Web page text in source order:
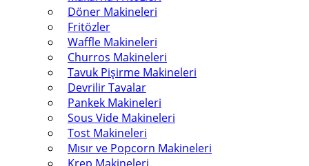
Döner Makineleri
Fritözler
Waffle Makineleri
Churros Makineleri
Tavuk Pişirme Makineleri
Devrilir Tavalar
Pankek Makineleri
Sous Vide Makineleri
Tost Makineleri
Mısır ve Popcorn Makineleri